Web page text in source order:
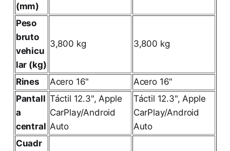
(mm)
Peso
bruto
vehicu
lar (kg)
3,800 kg 3,800 kg
Rines Acero 16"
Acero 16"
Pantall
a
central
Táctil 12.3", Apple
CarPlay/Android
Auto
Táctil 12.3", Apple
CarPlay/Android
Auto
Cuadr